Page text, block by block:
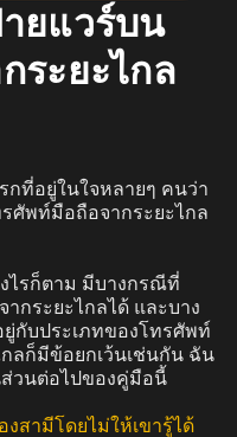
ยแวร์บน
ระยะไกล
กที่อยู่ในใจหลายๆ คนว่า
ศัพท์มือถือจากระยะไกล
ไรก็ตาม มีบางกรณีที่
กระยะไกลได้ และบาง
กับประเภทของโทรศัพท์
ลก็มีข้อยกเว้นเช่นกัน ฉัน
ส่วนต่อไปของคู่มือนี้
สามีโดยไม่ให้เขารู้ได้